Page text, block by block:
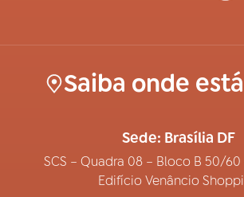
Saiba onde
Sede: Brasília DF
SCS – Quadra 08 – Bloco B 50/60
Edifício Venâncio